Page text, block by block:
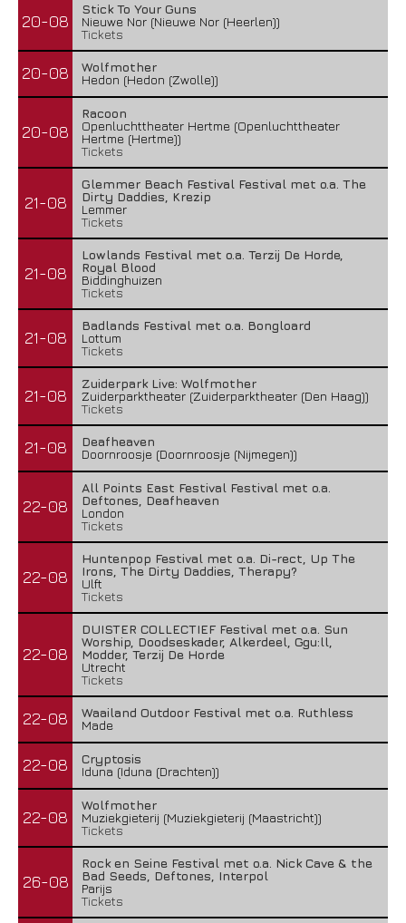
20-08
Stick To Your Guns
Nieuwe Nor (Nieuwe Nor (Heerlen))
Tickets
20-08
Wolfmother
Hedon (Hedon (Zwolle))
20-08
Racoon
Openluchttheater Hertme (Openluchttheater
Hertme (Hertme))
Tickets
21-08
Glemmer Beach Festival Festival met o.a. The
Dirty Daddies, Krezip
Lemmer
Tickets
21-08
Lowlands Festival met o.a. Terzij De Horde,
Royal Blood
Biddinghuizen
Tickets
21-08
Badlands Festival met o.a. Bongloard
Lottum
Tickets
21-08
Zuiderpark Live: Wolfmother
Zuiderparktheater (Zuiderparktheater (Den Haag))
Tickets
21-08
Deafheaven
Doornroosje (Doornroosje (Nijmegen))
22-08
All Points East Festival Festival met o.a.
Deftones, Deafheaven
London
Tickets
22-08
Huntenpop Festival met o.a. Di-rect, Up The
Irons, The Dirty Daddies, Therapy?
Ulft
Tickets
22-08
DUISTER COLLECTIEF Festival met o.a. Sun
Worship, Doodseskader, Alkerdeel, Ggu:ll,
Modder, Terzij De Horde
Utrecht
Tickets
22-08
Waailand Outdoor Festival met o.a. Ruthless
Made
22-08
Cryptosis
Iduna (Iduna (Drachten))
22-08
Wolfmother
Muziekgieterij (Muziekgieterij (Maastricht))
Tickets
26-08
Rock en Seine Festival met o.a. Nick Cave & the
Bad Seeds, Deftones, Interpol
Parijs
Tickets